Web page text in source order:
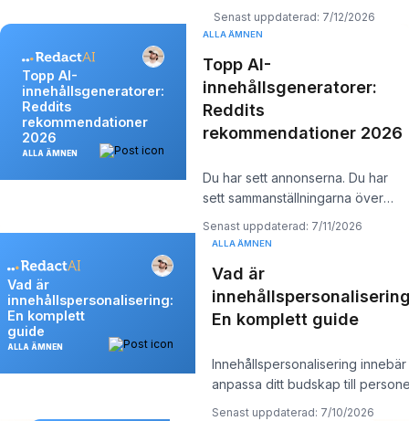
Insikten är solid. Du trycker
Senast uppdaterad: 7/12/2026
Topp AI-
innehållsgeneratorer:
Reddits
rekommendationer
2026
ALLA ÄMNEN
ALLA ÄMNEN
Topp AI-
innehållsgeneratorer:
Reddits
rekommendationer 2026
Du har sett annonserna. Du har
sett sammanställningarna över
“bästa AI-skribenten” som på
något sätt
Senast uppdaterad: 7/11/2026
Vad är
innehållspersonalisering:
En komplett
guide
ALLA ÄMNEN
ALLA ÄMNEN
Vad är
En komplett guide
Innehållspersonalisering innebär
anpassa ditt budskap till
framför dig, och det fungera
Senast uppdaterad: 7/10/2026